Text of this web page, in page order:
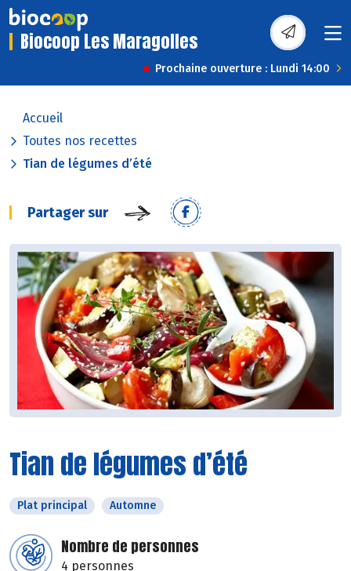
Biocoop Les Maragolles
Prochaine ouverture : Lundi 14:00
Accueil
Toutes nos recettes
Tian de légumes d’été
Partager sur
Tian de légumes d’été
Plat principal Automne
Nombre de personnes
4 personnes